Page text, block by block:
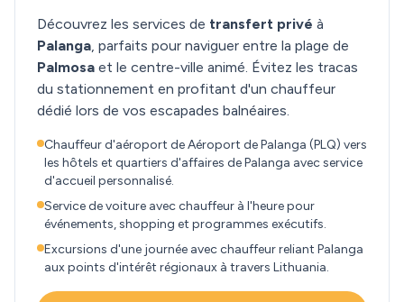
Découvrez les services de transfert privé à
Palanga, parfaits pour naviguer entre la plage de
Palmosa et le centre-ville animé. Évitez les tracas
du stationnement en profitant d'un chauffeur
dédié lors de vos escapades balnéaires.
Chauffeur d'aéroport de Aéroport de Palanga (PLQ) vers
les hôtels et quartiers d'affaires de Palanga avec service
d'accueil personnalisé.
Service de voiture avec chauffeur à l'heure pour
événements, shopping et programmes exécutifs.
Excursions d'une journée avec chauffeur reliant Palanga
aux points d'intérêt régionaux à travers Lithuania.